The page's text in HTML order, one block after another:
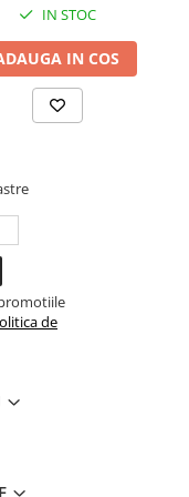
IN STOC
IN COS
de